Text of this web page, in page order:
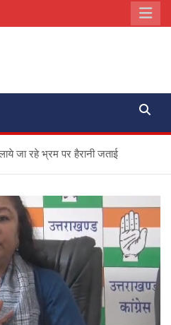
जा रहे भ्रम पर हैरानी जताई